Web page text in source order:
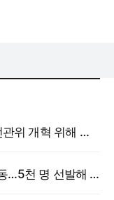
정부, '참정권 침해' 규명 총력... "선관위 개혁 위해 국정조사 등 모든 조치"
6만 명 몰린 '모두의 창업' 본격 시동…5천 명 선발해 밀착 지원